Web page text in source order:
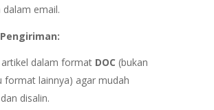
dalam email.
artikel dalam format DOC (bukan
format lainnya) agar mudah
disalin.